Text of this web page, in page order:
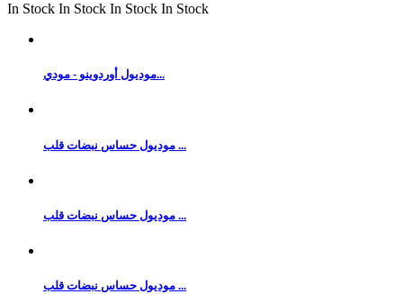
In Stock In Stock In Stock In Stock
موديول أوردوينو - مودي...
موديول حساس نبضات قلب ...
موديول حساس نبضات قلب ...
موديول حساس نبضات قلب ...